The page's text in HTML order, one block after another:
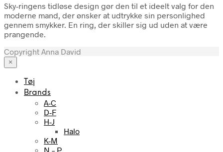
Sky-ringens tidløse design gør den til et ideelt valg for den
moderne mand, der ønsker at udtrykke sin personlighed
gennem smykker. En ring, der skiller sig ud uden at være
prangende.
Copyright Anna David
×
Tøj
Brands
A-C
D-F
H-J
Halo
K-M
N – P